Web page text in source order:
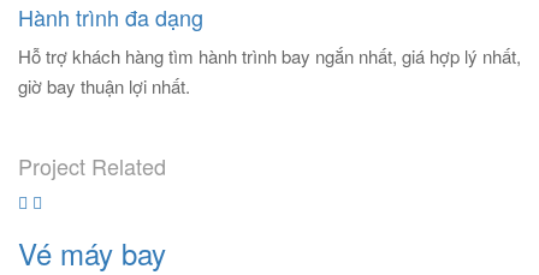
Hành trình đa dạng
Hỗ trợ khách hàng tìm hành trình bay ngắn nhất, giá hợp lý nhất,
giờ bay thuận lợi nhất.
Project Related
Vé máy bay